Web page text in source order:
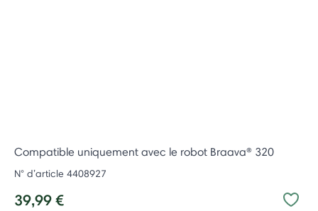
Compatible uniquement avec le robot Braava® 320
N° d’article 4408927
39,99 €